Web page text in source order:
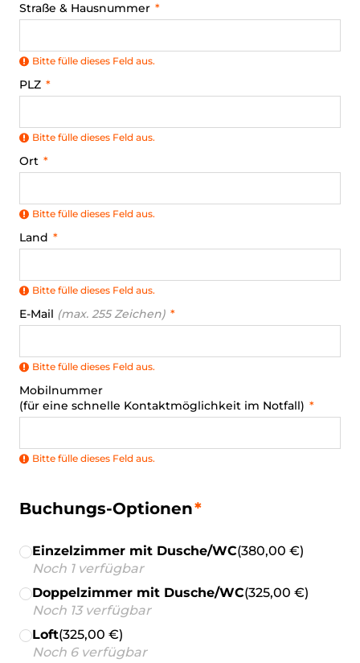
Straße & Hausnummer
Bitte fülle dieses Feld aus.
PLZ
Bitte fülle dieses Feld aus.
Ort
Bitte fülle dieses Feld aus.
Land
Bitte fülle dieses Feld aus.
E-Mail (max. 255 Zeichen)
Bitte fülle dieses Feld aus.
Mobilnummer
(für eine schnelle Kontaktmöglichkeit im Notfall)
Bitte fülle dieses Feld aus.
Buchungs-Optionen
Einzelzimmer mit Dusche/WC(380,00 €)
Noch 1 verfügbar
Doppelzimmer mit Dusche/WC(325,00 €)
Noch 13 verfügbar
Loft(325,00 €)
Noch 6 verfügbar